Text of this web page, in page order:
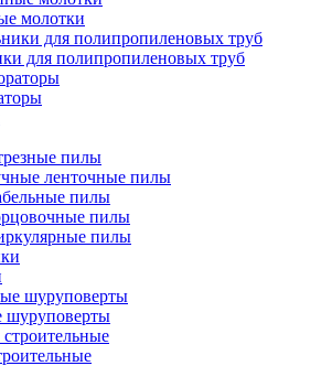
молотки
для полипропиленовых труб
пилы
ленточные пилы
пилы
пилы
пилы
шуруповерты